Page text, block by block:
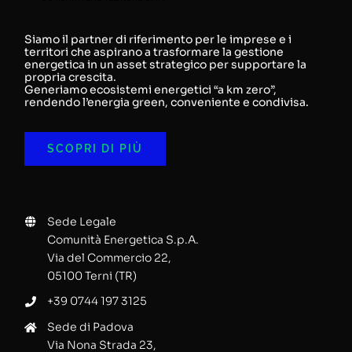
Lavora con noi
Contatti
Siamo il partner di riferimento per le imprese e i
territori che aspirano a trasformare la gestione
energetica in un asset strategico per supportare la
propria crescita.
Generiamo ecosistemi energetici “a km zero”,
rendendo l’energia green, conveniente e condivisa.
SCOPRI DI PIÙ
Sede Legale
Comunità Energetica S.p.A.
Via del Commercio 22,
05100 Terni (TR)
+39 0744 197 3125
Sede di Padova
Via Nona Strada 23,